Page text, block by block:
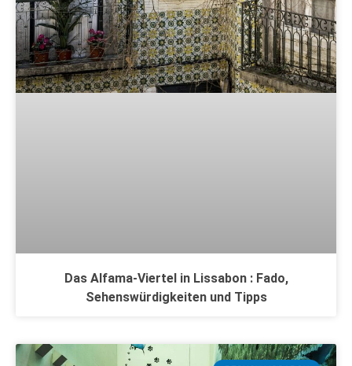
Das Alfama-Viertel in Lissabon : Fado,
Sehenswürdigkeiten und Tipps